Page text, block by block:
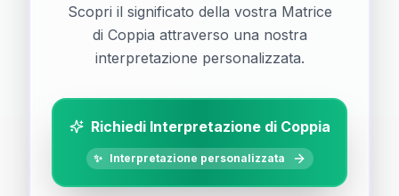
Scopri il significato della vostra Matrice
di Coppia attraverso una nostra
interpretazione personalizzata.
Richiedi Interpretazione di Coppia
✨ Interpretazione personalizzata